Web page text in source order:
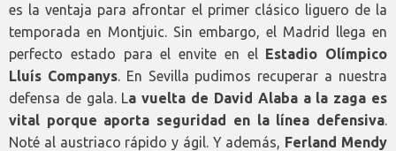
es la ventaja para afrontar el primer clásico liguero de la
temporada en Montjuic. Sin embargo, el Madrid llega en
perfecto estado para el envite en el Estadio Olímpico
Lluís Companys. En Sevilla pudimos recuperar a nuestra
defensa de gala. La vuelta de David Alaba a la zaga es
vital porque aporta seguridad en la línea defensiva.
Noté al austriaco rápido y ágil. Y además, Ferland Mendy